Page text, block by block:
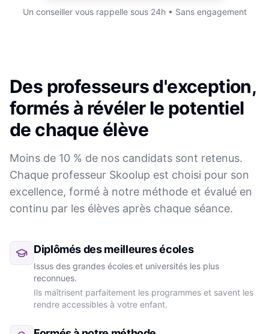
Un conseiller vous rappelle sous 24h • Sans engagement
Des professeurs d'exception,
formés à révéler le potentiel
de chaque élève
Moins de 10 % de nos candidats sont retenus.
Chaque professeur Skoolup est choisi pour son
excellence, formé à notre méthode et évalué en
continu par les élèves après chaque séance.
Diplômés des meilleures écoles
Issus des grandes écoles et universités les plus
reconnues.
Ils maîtrisent parfaitement les programmes et savent les
rendre accessibles à votre enfant.